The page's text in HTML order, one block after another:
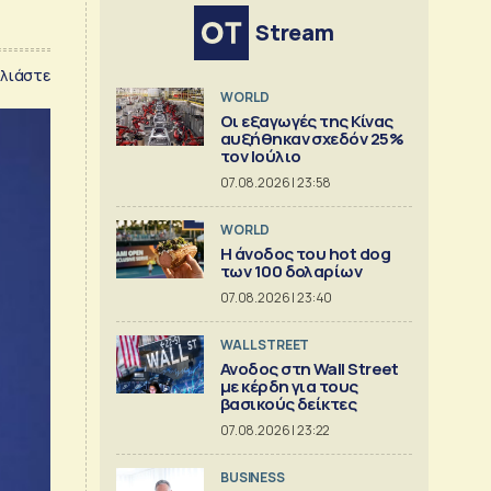
Stream
WORLD
Οι εξαγωγές της Κίνας
αυξήθηκαν σχεδόν 25%
τον Ιούλιο
07.08.2026 | 23:58
WORLD
Η άνοδος του hot dog
των 100 δολαρίων
07.08.2026 | 23:40
WALL STREET
Ανοδος στη Wall Street
με κέρδη για τους
βασικούς δείκτες
07.08.2026 | 23:22
BUSINESS